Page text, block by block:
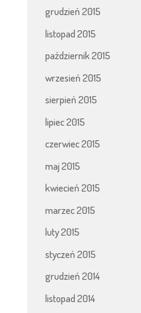
grudzień 2015
listopad 2015
październik 2015
wrzesień 2015
sierpień 2015
lipiec 2015
czerwiec 2015
maj 2015
kwiecień 2015
marzec 2015
luty 2015
styczeń 2015
grudzień 2014
listopad 2014